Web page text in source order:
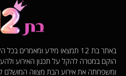
באתר בת 12 תמצאו מידע
הוקם במטרה להקל על תכנון האירוע
ומשפחתה את אירוע הבת מצווה המושלם